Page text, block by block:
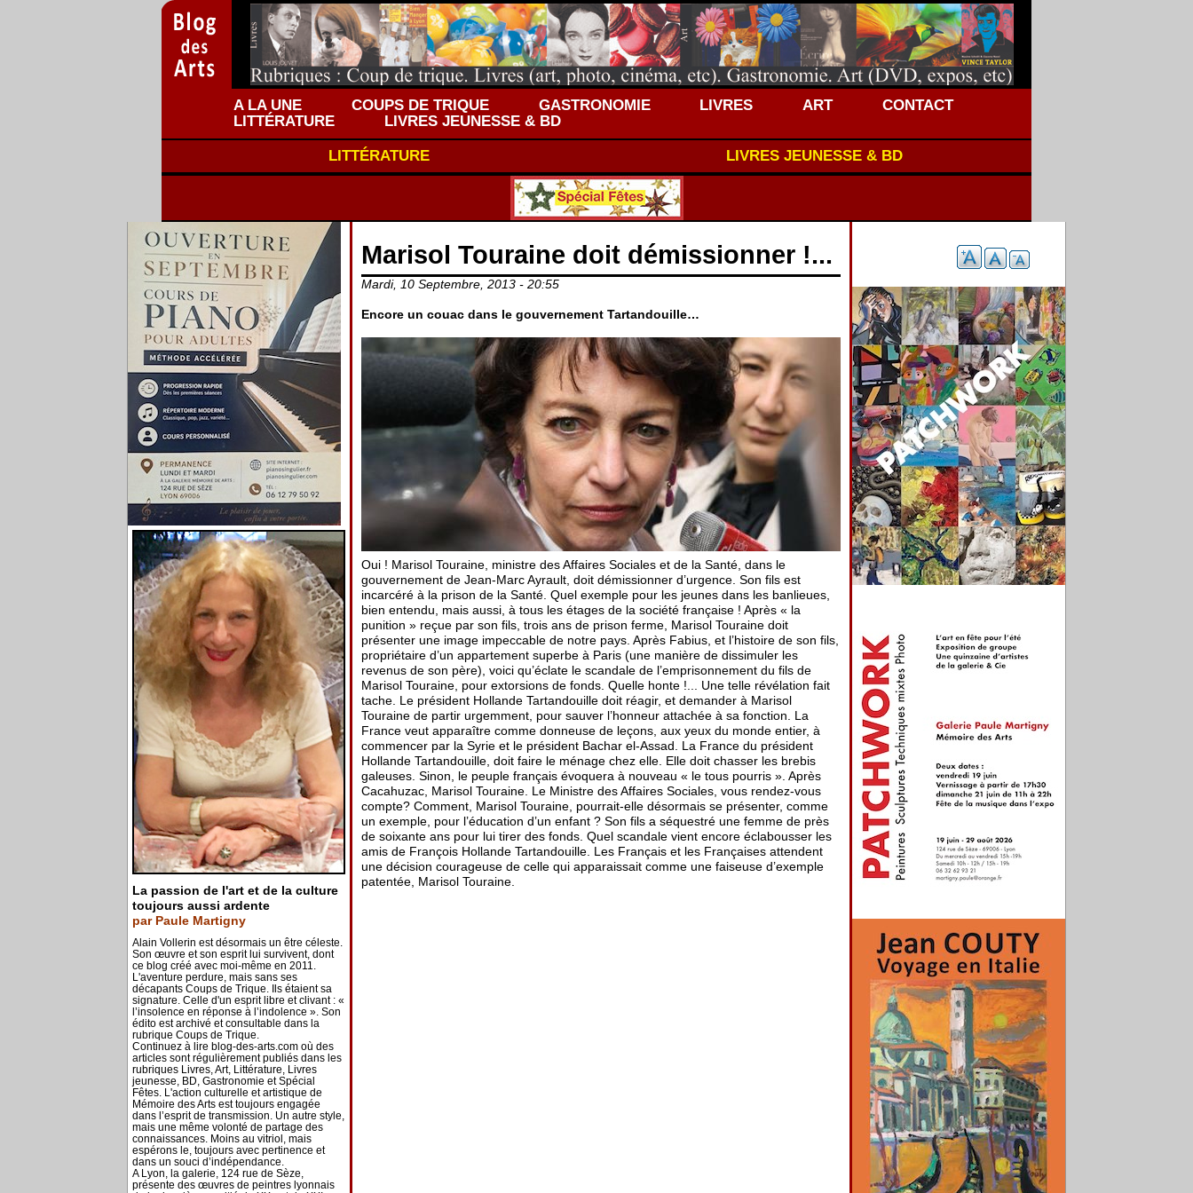
A LA UNE COUPS DE TRIQUE GASTRONOMIE LIVRES ART
CONTACT
LITTÉRATURE
LIVRES JEUNESSE & BD
LITTÉRATURE
LIVRES JEUNESSE & BD
La passion de l'art et de la culture
toujours aussi ardente
par Paule Martigny
Alain Vollerin est désormais un être céleste.
Son œuvre et son esprit lui survivent, dont
ce blog créé avec moi-même en 2011.
L'aventure perdure, mais sans ses
décapants Coups de Trique. Ils étaient sa
signature. Celle d'un esprit libre et clivant : «
l’insolence en réponse à l’indolence ». Son
édito est archivé et consultable dans la
rubrique Coups de Trique.
Continuez à lire blog-des-arts.com où des
articles sont régulièrement publiés dans les
rubriques Livres, Art, Littérature, Livres
jeunesse, BD, Gastronomie et Spécial
Fêtes. L'action culturelle et artistique de
Mémoire des Arts est toujours engagée
dans l’esprit de transmission. Un autre style,
mais une même volonté de partage des
connaissances. Moins au vitriol, mais
espérons le, toujours avec pertinence et
dans un souci d’indépendance.
A Lyon, la galerie, 124 rue de Sèze,
présente des œuvres de peintres lyonnais
Marisol Touraine doit démissionner !...
Mardi, 10 Septembre, 2013 - 20:55
Encore un couac dans le gouvernement Tartandouille…
Oui ! Marisol Touraine, ministre des Affaires Sociales et de la Santé, dans le
gouvernement de Jean-Marc Ayrault, doit démissionner d’urgence. Son fils est
incarcéré à la prison de la Santé. Quel exemple pour les jeunes dans les banlieues,
bien entendu, mais aussi, à tous les étages de la société française ! Après « la
punition » reçue par son fils, trois ans de prison ferme, Marisol Touraine doit
présenter une image impeccable de notre pays. Après Fabius, et l’histoire de son fils,
propriétaire d’un appartement superbe à Paris (une manière de dissimuler les
revenus de son père), voici qu’éclate le scandale de l’emprisonnement du fils de
Marisol Touraine, pour extorsions de fonds. Quelle honte !... Une telle révélation fait
tache. Le président Hollande Tartandouille doit réagir, et demander à Marisol
Touraine de partir urgemment, pour sauver l’honneur attachée à sa fonction. La
France veut apparaître comme donneuse de leçons, aux yeux du monde entier, à
commencer par la Syrie et le président Bachar el-Assad. La France du président
Hollande Tartandouille, doit faire le ménage chez elle. Elle doit chasser les brebis
galeuses. Sinon, le peuple français évoquera à nouveau « le tous pourris ». Après
Cacahuzac, Marisol Touraine. Le Ministre des Affaires Sociales, vous rendez-vous
compte? Comment, Marisol Touraine, pourrait-elle désormais se présenter, comme
un exemple, pour l’éducation d’un enfant ? Son fils a séquestré une femme de près
de soixante ans pour lui tirer des fonds. Quel scandale vient encore éclabousser les
amis de François Hollande Tartandouille. Les Français et les Françaises attendent
une décision courageuse de celle qui apparaissait comme une faiseuse d’exemple
patentée, Marisol Touraine.